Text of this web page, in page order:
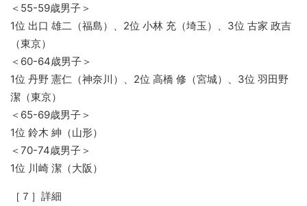
＜55-59歳男子＞
1位 出口 雄二（福島）、2位 小林 充（埼玉）、3位 古家 政吉
（東京）
＜60-64歳男子＞
1位 丹野 憲仁（神奈川）、2位 高橋 修（宮城）、3位 羽田野
潔（東京）
＜65-69歳男子＞
1位 鈴木 紳（山形）
＜70-74歳男子＞
1位 川崎 潔（大阪）
［７］詳細